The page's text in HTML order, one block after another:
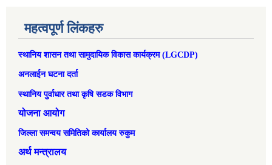
महत्वपूर्ण लिंकहरु
स्थानिय शासन तथा सामुदायिक विकास कार्यक्रम (LGCDP)
अनलाईन घटना दर्ता
स्थानिय पुर्वाधार तथा कृषि सडक विभाग
योजना आयोग
जिल्ला समन्वय समितिको कार्यालय रुकुम
अर्थ मन्त्रालय